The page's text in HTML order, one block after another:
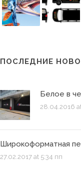
ПОСЛЕДНИЕ
Белое в
28.04.2016
Широкоформатная
27.02.2017 at 5:34 пп